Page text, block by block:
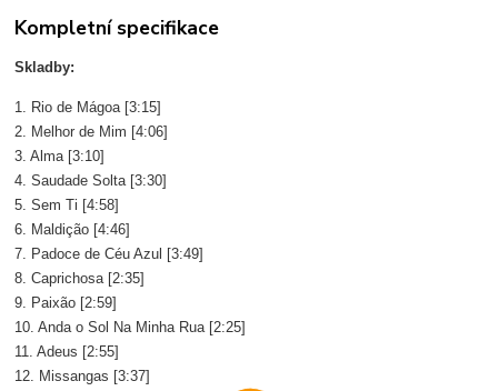
Kompletní specifikace
Skladby:
1. Rio de Mágoa [3:15]
2. Melhor de Mim [4:06]
3. Alma [3:10]
4. Saudade Solta [3:30]
5. Sem Ti [4:58]
6. Maldição [4:46]
7. Padoce de Céu Azul [3:49]
8. Caprichosa [2:35]
9. Paixão [2:59]
10. Anda o Sol Na Minha Rua [2:25]
11. Adeus [2:55]
12. Missangas [3:37]